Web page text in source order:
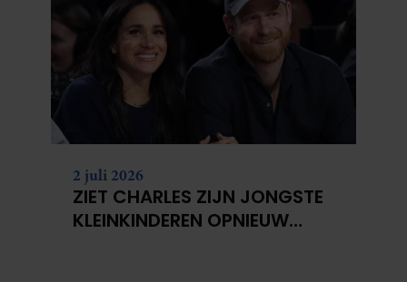
2 juli 2026
ZIET CHARLES ZIJN JONGSTE
KLEINKINDEREN OPNIEUW